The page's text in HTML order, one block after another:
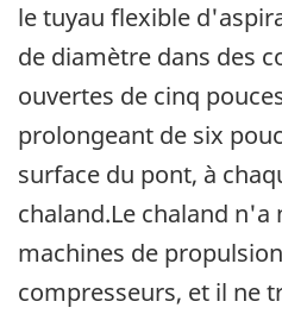
le tuyau flexible
de diamètre dans des
ouvertes de cinq
prolongeant de six
surface du pont, à
chaland.Le chaland n'a
machines de
compresseurs, et il ne